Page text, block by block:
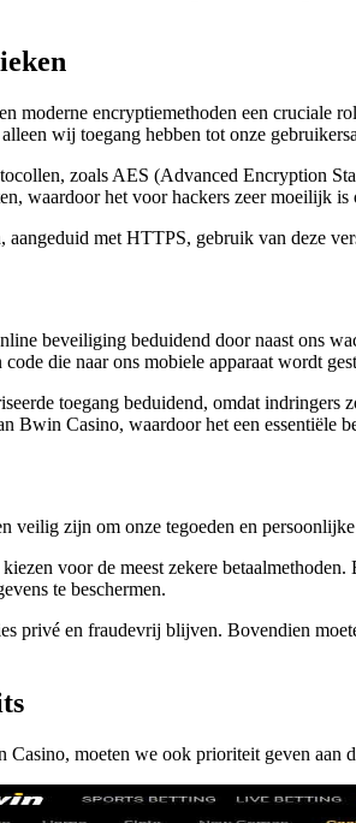
moderne encryptiemethoden een cruciale
wij toegang hebben tot onze
zoals AES (Advanced Encryption
waardoor het voor hackers zeer moeilijk
met HTTPS, gebruik van deze
beveiliging beduidend door naast ons
die naar ons mobiele apparaat wordt
toegang beduidend, omdat
Bwin Casino, waardoor het een essentiële
veilig zijn om onze tegoeden en
voor de meest zekere
te beschermen.
privé en fraudevrij blijven. Bovendien
moeten we ook prioriteit geven